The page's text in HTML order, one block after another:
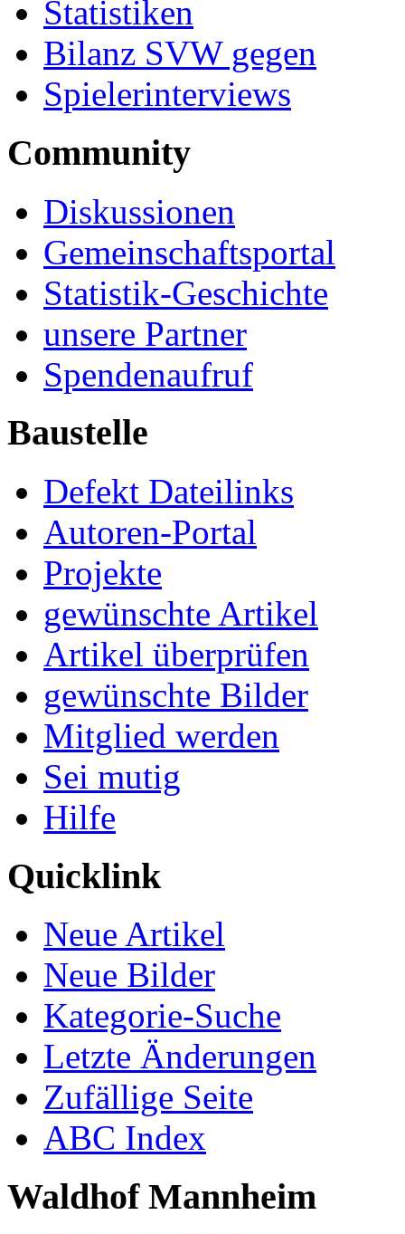
Statistiken
Bilanz SVW gegen
Spielerinterviews
Community
Diskussionen
Gemeinschaftsportal
Statistik-Geschichte
unsere Partner
Spendenaufruf
Baustelle
Defekt Dateilinks
Autoren-Portal
Projekte
gewünschte Artikel
Artikel überprüfen
gewünschte Bilder
Mitglied werden
Sei mutig
Hilfe
Quicklink
Neue Artikel
Neue Bilder
Kategorie-Suche
Letzte Änderungen
Zufällige Seite
ABC Index
Waldhof Mannheim